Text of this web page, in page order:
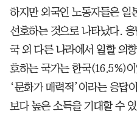
하지만 외국인 노동자들은 일
선호하는 것으로 나타났다.
국 외 다른 나라에서 일할 의
호하는 국가는 한국(16.5%)
‘문화가 매력적’이라는 응답
보다 높은 소득을 기대할 수